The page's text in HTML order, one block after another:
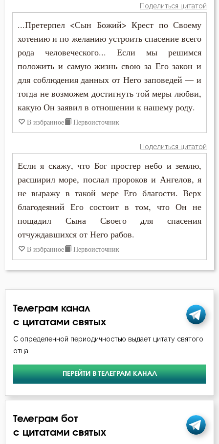
Покаяние
Помощь Божия
Порок
Послушание
Пост
Похвала
Похоть
Почитание Бога
Праведность
Прелюбодеяние
Призвание
Пример
Приметы
Причастие
Поделиться цитатой
...Претерпел <Сын Божий> Крест по Своему
хотению и по желанию устроить спасение всего
рода человеческого... Если мы решимся
положить и самую жизнь свою за Его закон и
для соблюдения данных от Него заповедей — и
тогда не возможем достигнуть той меры любви,
какую Он заявил в отношении к нашему роду.
В избранное Первоисточник
Поделиться цитатой
Если я скажу, что Бог простер небо и землю,
расширил море, послал пророков и Ангелов, я
не выражу в такой мере Его благости. Верх
благодеяний Его состоит в том, что Он не
пощадил Сына Своего для спасения
отчуждавшихся от Него рабов.
В избранное Первоисточник
Телеграм канал
с цитатами святых
С определенной периодичностью выдает цитату святого
отца
ПЕРЕЙТИ В ТЕЛЕГРАМ КАНАЛ
Телеграм бот
с цитатами святых